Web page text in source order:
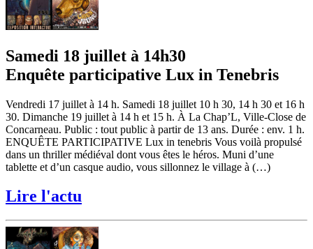
Samedi 18 juillet à 14h30
Enquête participative Lux in Tenebris
Vendredi 17 juillet à 14 h. Samedi 18 juillet 10 h 30, 14 h 30 et 16 h
30. Dimanche 19 juillet à 14 h et 15 h. À La Chap’L, Ville-Close de
Concarneau. Public : tout public à partir de 13 ans. Durée : env. 1 h.
ENQUÊTE PARTICIPATIVE Lux in tenebris Vous voilà propulsé
dans un thriller médiéval dont vous êtes le héros. Muni d’une
tablette et d’un casque audio, vous sillonnez le village à (…)
Lire l'actu